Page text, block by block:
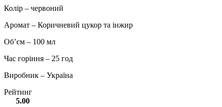
Колір – червоний
Аромат – Коричневий цукор та інжир
Об’єм – 100 мл
Час горіння – 25 год
Виробник – Україна
Рейтинг
5.00